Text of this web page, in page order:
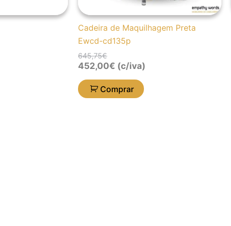
Cadeira de Maquilhagem Preta
Ewcd-cd135p
645,75€
452,00€ (c/iva)
Comprar